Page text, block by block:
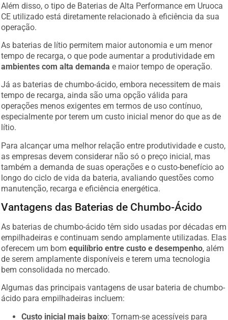
Além disso, o tipo de Baterias de Alta Performance em Uruoca
CE utilizado está diretamente relacionado à eficiência da sua
operação.
As baterias de lítio permitem maior autonomia e um menor
tempo de recarga, o que pode aumentar a produtividade em
ambientes com alta demanda e maior tempo de operação.
Já as baterias de chumbo-ácido, embora necessitem de mais
tempo de recarga, ainda são uma opção válida para
operações menos exigentes em termos de uso contínuo,
especialmente por terem um custo inicial menor do que as de
lítio.
Para alcançar uma melhor relação entre produtividade e custo,
as empresas devem considerar não só o preço inicial, mas
também a demanda de suas operações e o custo-benefício ao
longo do ciclo de vida da bateria, avaliando questões como
manutenção, recarga e eficiência energética.
Vantagens das Baterias de Chumbo-Ácido
As baterias de chumbo-ácido têm sido usadas por décadas em
empilhadeiras e continuam sendo amplamente utilizadas. Elas
oferecem um bomequilíbrio entre custo e desempenho, além
de serem amplamente disponíveis e terem uma tecnologia
bem consolidada no mercado.
Algumas das principais vantagens de usar bateria de chumbo-
ácido para empilhadeiras incluem:
Custo inicial mais baixo: Tornam-se acessíveis para